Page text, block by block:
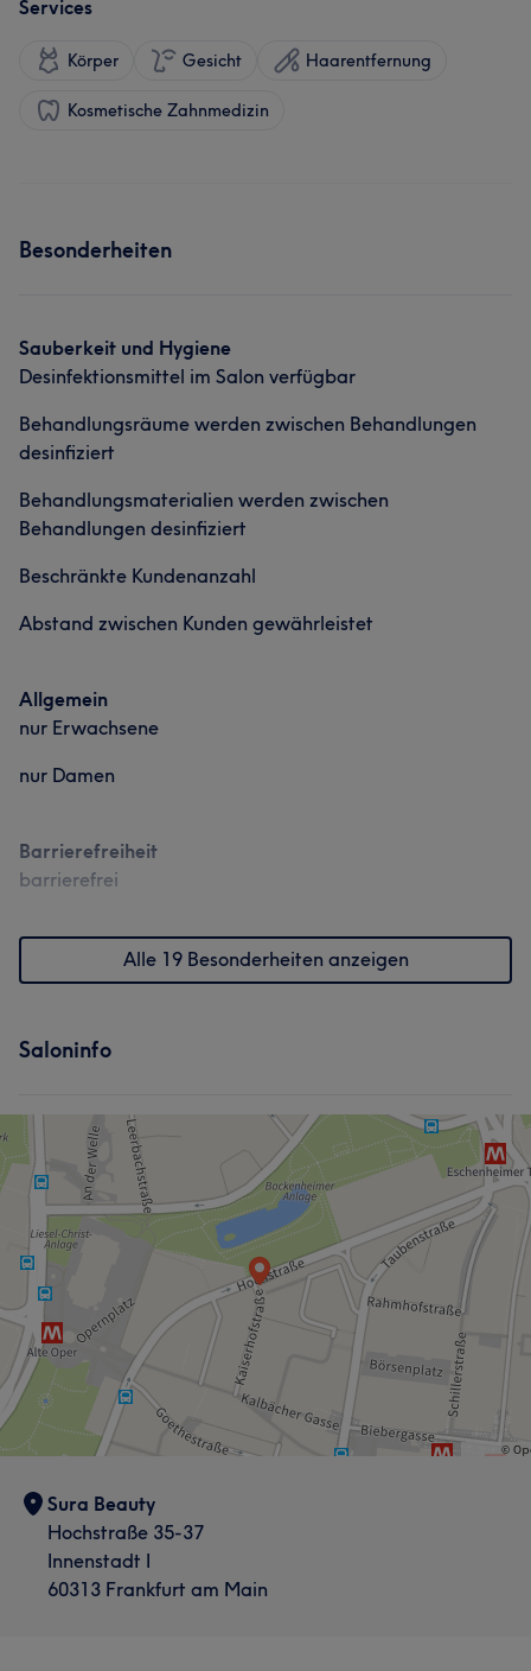
Services
Körper Gesicht Haarentfernung
Kosmetische Zahnmedizin
Besonderheiten
Sauberkeit und Hygiene
Desinfektionsmittel im Salon verfügbar
Behandlungsräume werden zwischen Behandlungen
desinfiziert
Behandlungsmaterialien werden zwischen
Behandlungen desinfiziert
Beschränkte Kundenanzahl
Abstand zwischen Kunden gewährleistet
Allgemein
nur Erwachsene
nur Damen
Barrierefreiheit
barrierefrei
Alle 19 Besonderheiten anzeigen
Saloninfo
Sura Beauty
Hochstraße 35-37
Innenstadt I
60313 Frankfurt am Main